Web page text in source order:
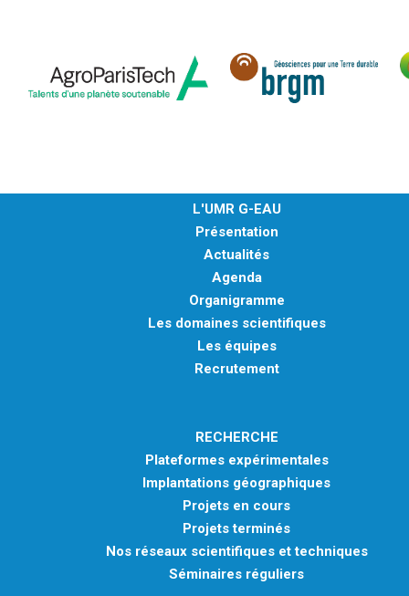
L'UMR G-EAU
Présentation
Actualités
Agenda
Organigramme
Les domaines scientifiques
Les équipes
Recrutement
RECHERCHE
Plateformes expérimentales
Implantations géographiques
Projets en cours
Projets terminés
Nos réseaux scientifiques et techniques
Séminaires réguliers